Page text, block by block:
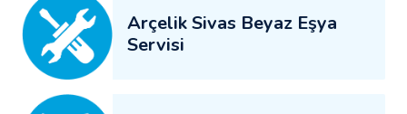
Arçelik Sivas Beyaz Eşya
Servisi